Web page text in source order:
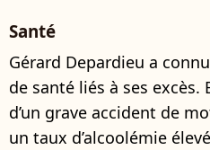
Santé
Gérard Depardieu a
de santé liés à ses excès.
d’un grave accident de
un taux d’alcoolémie